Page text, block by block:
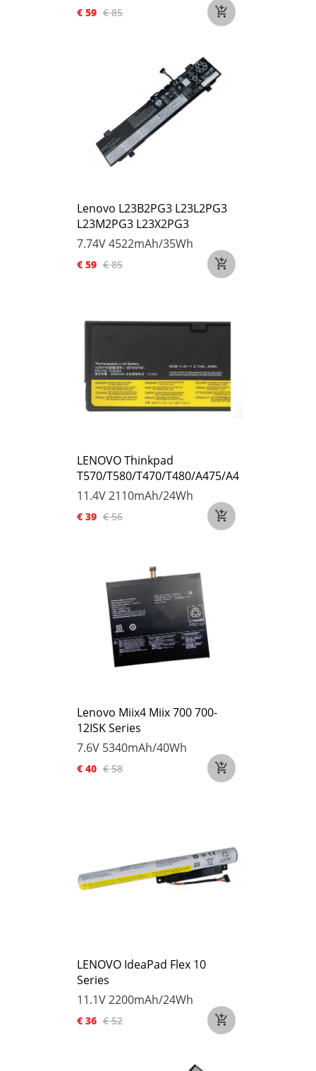
€ 59 € 85
Lenovo L23B2PG3 L23L2PG3
L23M2PG3 L23X2PG3
7.74V4522mAh/35Wh
€ 59 € 85
LENOVO Thinkpad
T570/T580/T470/T480/A475/A485
11.4V2110mAh/24Wh
€ 39 € 56
Lenovo Miix4 Miix 700 700-
12ISK Series
7.6V 5340mAh/40Wh
€ 40 € 58
LENOVO IdeaPad Flex 10
Series
11.1V2200mAh/24Wh
€ 36 € 52